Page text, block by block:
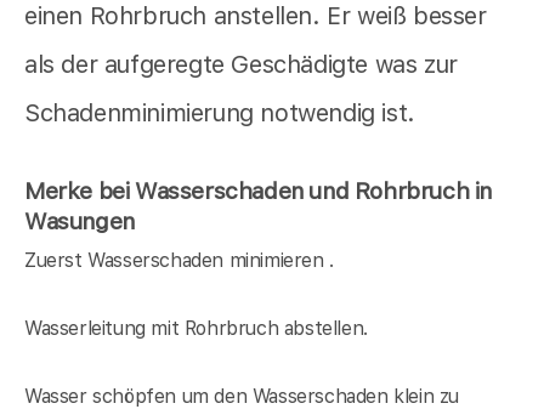
einen Rohrbruch anstellen. Er weiß besser
als der aufgeregte Geschädigte was zur
Schadenminimierung notwendig ist.
Merke bei Wasserschaden und Rohrbruch in
Wasungen
Zuerst Wasserschaden minimieren .
Wasserleitung mit Rohrbruch abstellen.
Wasser schöpfen um den Wasserschaden klein zu